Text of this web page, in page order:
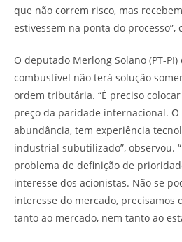
que não correm risco, mas
estivessem na ponta do processo”,
O deputado Merlong Solano (PT-
combustível não terá solução
ordem tributária. “É preciso
preço da paridade internacional.
abundância, tem experiência
industrial subutilizado”, observou.
problema de definição de
interesse dos acionistas. Não se
interesse do mercado, precisamos
tanto ao mercado, nem tanto ao